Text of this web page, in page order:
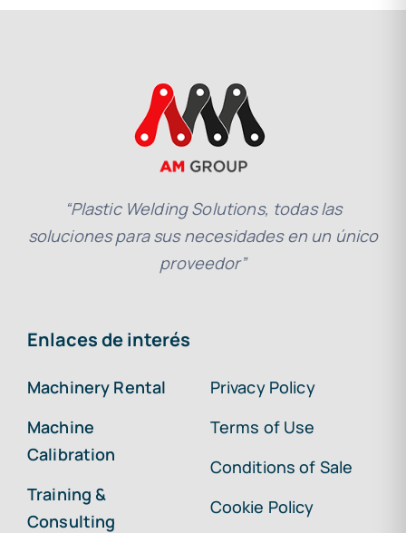
“Plastic Welding Solutions, todas las
soluciones para sus necesidades en un único
proveedor”
Enlaces de interés
Machinery Rental
Machine
Calibration
Training &
Consulting
Privacy Policy
Terms of Use
Conditions of Sale
Cookie Policy